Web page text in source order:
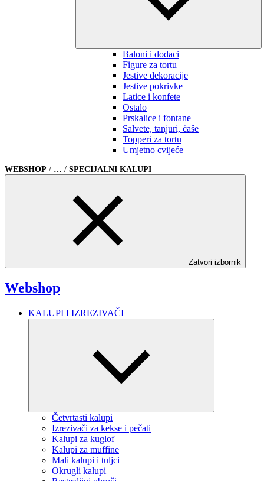
Baloni i dodaci
Figure za tortu
Jestive dekoracije
Jestive pokrivke
Latice i konfete
Ostalo
Prskalice i fontane
Salvete, tanjuri, čaše
Topperi za tortu
Umjetno cvijeće
WEBSHOP / … / SPECIJALNI KALUPI
Zatvori izbornik
Webshop
KALUPI I IZREZIVAČI
Četvrtasti kalupi
Izrezivači za kekse i pečati
Kalupi za kuglof
Kalupi za muffine
Mali kalupi i tuljci
Okrugli kalupi